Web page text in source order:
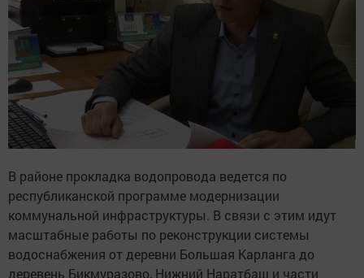
В районе прокладка водопровода ведется по
республиканской программе модернизации
коммунальной инфраструктуры. В связи с этим идут
масштабные работы по реконструкции системы
водоснабжения от деревни Большая Карланга до
деревень Бикмуразово, Нижний Наратбаш и части